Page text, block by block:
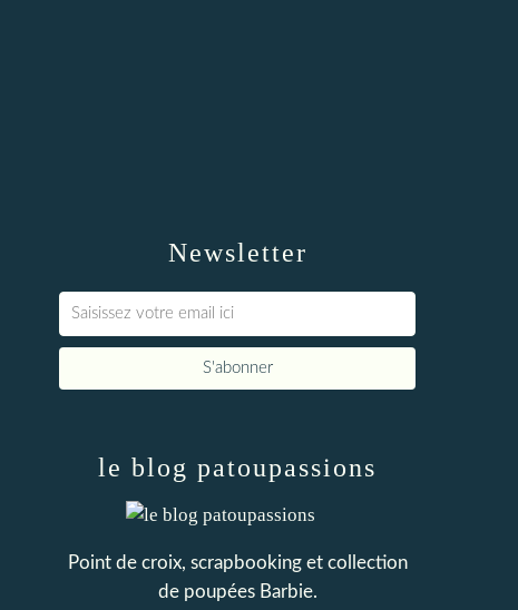
Newsletter
le blog patoupassions
Point de croix, scrapbooking et collection
de poupées Barbie.